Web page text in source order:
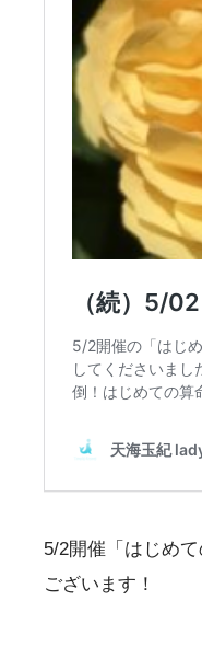
5/2開催「はじめ
ございます！